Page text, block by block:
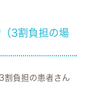
3割負担の場
割負担の患者さん